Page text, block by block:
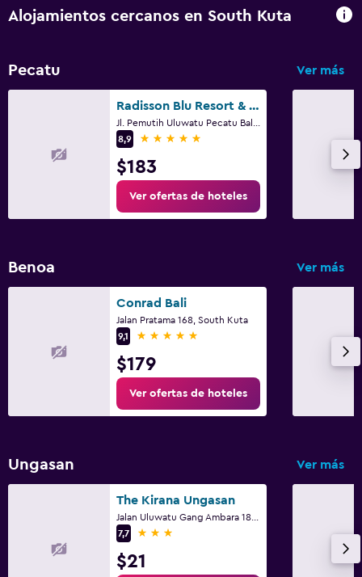
Alojamientos cercanos en South Kuta
Pecatu Ver más
Radisson Blu Resort & Villas, Bali Uluwatu
8,9
5 estrellas
$183
Ver ofertas de hoteles
Benoa Ver más
Conrad Bali
Jalan Pratama 168, South Kuta
9,1
5 estrellas
$179
Ver ofertas de hoteles
Ungasan Ver más
The Kirana Ungasan
7,7
3 estrellas
$21